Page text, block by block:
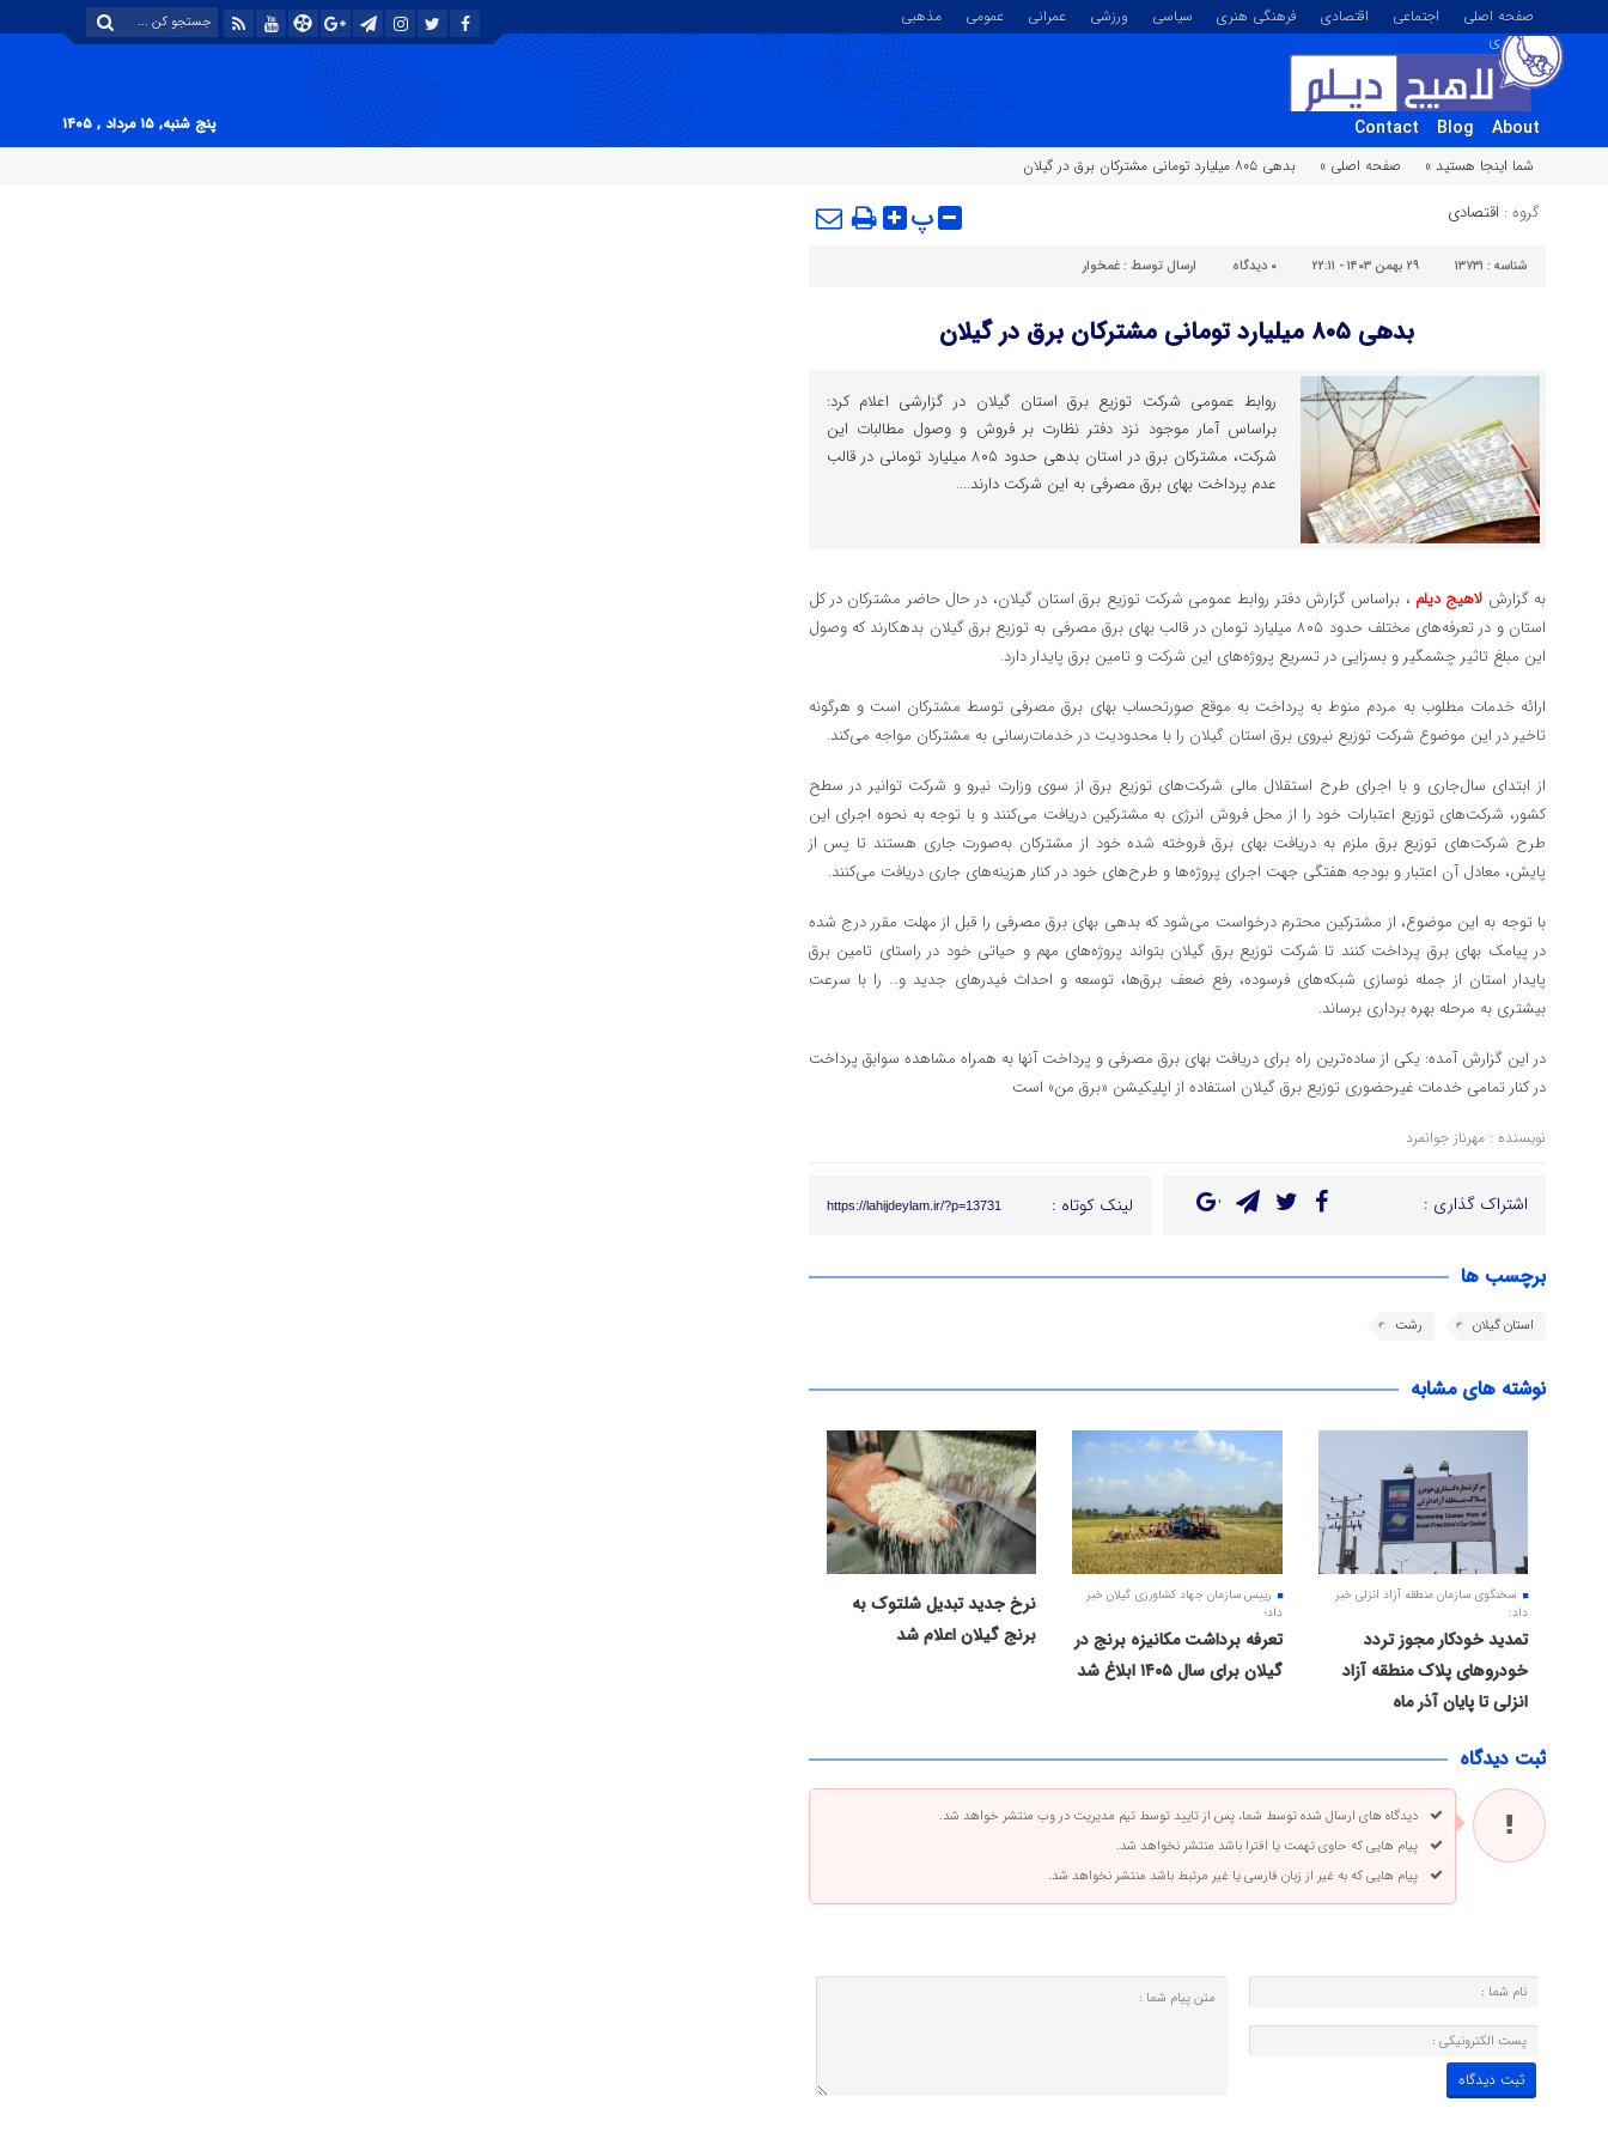
صفحه اصلی اجتماعی اقتصادی فرهنگی هنری سیاسی ورزشی عمرانی عمومی
مذهبی
تصویری
About
Blog
Contact
پنج شنبه, ۱۵ مرداد , ۱۴۰۵
شما اینجا هستید »
صفحه اصلی » بدهی ۸۰۵ میلیارد تومانی مشترکان برق در گیلان
گروه : اقتصادی پ
شناسه : ۱۳۷۳۱ ۲۹ بهمن ۱۴۰۳ - ۲۲:۱۱ ۰ دیدگاه ارسال توسط : غمخوار
بدهی ۸۰۵ میلیارد تومانی مشترکان برق در گیلان
روابط عمومی شرکت توزیع برق استان گیلان در گزارشی اعلام کرد:
براساس آمار موجود نزد دفتر نظارت بر فروش و وصول مطالبات این
شرکت، مشترکان برق در استان بدهی حدود ۸۰۵ میلیارد تومانی در قالب
عدم پرداخت بهای برق مصرفی به این شرکت دارند....
به گزارش لاهیج دیلم ، براساس گزارش دفتر روابط عمومی شرکت توزیع برق استان گیلان، در حال حاضر مشترکان در کل
استان و در تعرفه‌های مختلف حدود ۸۰۵ میلیارد تومان در قالب بهای برق مصرفی به توزیع برق گیلان بدهکارند که وصول
این مبلغ تاثیر چشمگیر و بسزایی در تسریع پروژه‌های این شرکت و تامین برق پایدار دارد.
ارائه خدمات مطلوب به مردم منوط به پرداخت به موقع صورتحساب بهای برق مصرفی توسط مشترکان است و هرگونه
تاخیر در این موضوع شرکت توزیع نیروی برق استان گیلان را با محدودیت در خدمات‌رسانی به مشترکان مواجه می‌کند.
از ابتدای سال‌جاری و با اجرای طرح استقلال مالی شرکت‌های توزیع برق از سوی وزارت نیرو و شرکت توانیر در سطح
کشور، شرکت‌های توزیع اعتبارات خود را از محل فروش انرژی به مشترکین دریافت می‌کنند و با توجه به نحوه اجرای این
طرح شرکت‌های توزیع برق ملزم به دریافت بهای برق فروخته شده خود از مشترکان به‌صورت جاری هستند تا پس از
پایش، معادل آن اعتبار و بودجه هفتگی جهت اجرای پروژه‌ها و طرح‌های خود در کنار هزینه‌های جاری دریافت می‌کنند.
با توجه به این موضوع، از مشترکین محترم درخواست می‌شود که بدهی بهای برق مصرفی را قبل از مهلت مقرر درج شده
در پیامک بهای برق پرداخت کنند تا شرکت توزیع برق گیلان بتواند پروژه‌های مهم و حیاتی خود در راستای تامین برق
پایدار استان از جمله نوسازی شبکه‌های فرسوده، رفع ضعف برق‌ها، توسعه و احداث فیدرهای جدید و… را با سرعت
بیشتری به مرحله بهره برداری برساند.
در این گزارش آمده: یکی از ساده‌ترین راه برای دریافت بهای برق مصرفی و پرداخت آنها به همراه مشاهده سوابق پرداخت
در کنار تمامی خدمات غیرحضوری توزیع برق گیلان استفاده از اپلیکیشن «برق من» است
نویسنده : مهرناز جوانمرد
اشتراک گذاری : لینک کوتاه : https://lahijdeylam.ir/?p=13731
برچسب ها
استان گیلان رشت
نوشته های مشابه
سخنگوی سازمان منطقه آزاد انزلی خبر
داد:
تمدید خودکار مجوز تردد
خودروهای پلاک منطقه آزاد
انزلی تا پایان آذر ماه
رییس سازمان جهاد کشاورزی گیلان خبر
داد؛
تعرفه برداشت مکانیزه برنج در
گیلان برای سال ۱۴۰۵ ابلاغ شد
نرخ جدید تبدیل شلتوک به
برنج گیلان اعلام شد
ثبت دیدگاه
دیدگاه های ارسال شده توسط شما، پس از تایید توسط تیم مدیریت در وب منتشر خواهد شد.
پیام هایی که حاوی تهمت یا افترا باشد منتشر نخواهد شد.
پیام هایی که به غیر از زبان فارسی یا غیر مرتبط باشد منتشر نخواهد شد.